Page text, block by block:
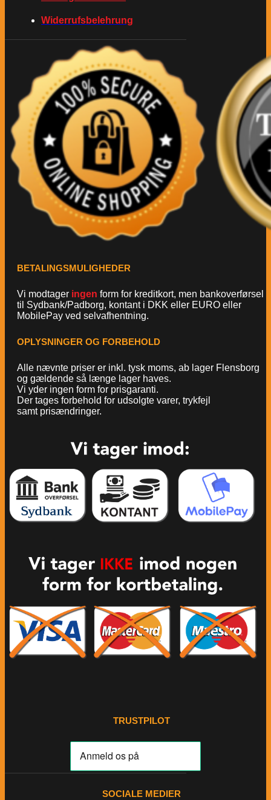
Widerrufsbelehrung
BETALINGSMULIGHEDER
Vi modtager ingen form for kreditkort, men bankoverførsel
til Sydbank/Padborg, kontant i DKK eller EURO eller
MobilePay ved selvafhentning.
OPLYSNINGER OG FORBEHOLD
Alle nævnte priser er inkl. tysk moms, ab lager Flensborg
og gældende så længe lager haves.
Vi yder ingen form for prisgaranti.
Der tages forbehold for udsolgte varer, trykfejl
samt prisændringer.
TRUSTPILOT
SOCIALE MEDIER